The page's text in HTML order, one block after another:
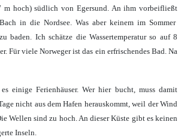
m hoch)südlich von Egersund. An ihm vorbeifließt
in die Nordsee. Was aber keinem im Sommer
baden. Ich schätze die Wassertemperatur so auf 8
Für viele Norweger ist das ein erfrischendes Bad. Na
einige Ferienhäuser. Wer hier bucht, muss damit
nicht aus dem Hafen herauskommt, weil der Wind
Wellen sind zu hoch. An dieser Küste gibt es keinen
Inseln.